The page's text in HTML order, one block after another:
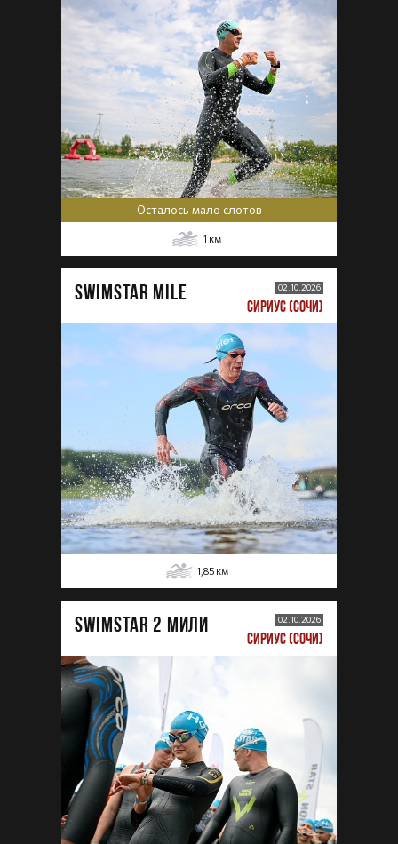
Осталось мало слотов
1 км
SWIMSTAR MILE 02.10.2026
СИРИУС (СОЧИ)
1,85 км
SWIMSTAR 2 МИЛИ 02.10.2026
СИРИУС (СОЧИ)